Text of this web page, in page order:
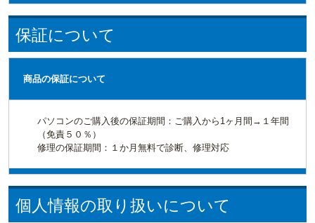
保証について
商品の保証について
パソコンのご購入後の保証期間：ご購入から1ヶ月間→１年間
（免責５０％）
修理の保証期間：１か月無料で診断、修理対応
個人情報の取り扱いについて